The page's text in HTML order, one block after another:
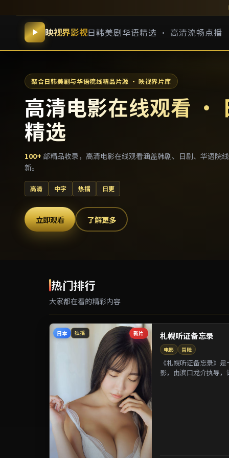
映视界影视日韩美剧华语精选 · 高清流畅点播
聚合日韩美剧与华语院线精品片源 · 映视界片库
高清电影在线观看 ·
精选
100+ 部精品收录， 高清电影在线观看涵盖韩剧、日剧、华语院
新。
高清 中字 热播 日更
立即观看 了解更多
热门排行
大家都在看的精彩内容
新片
日本 独播 札幌听证备忘录
电影 冒险
《札幌听证备忘录》
影，由滨口龙介执导